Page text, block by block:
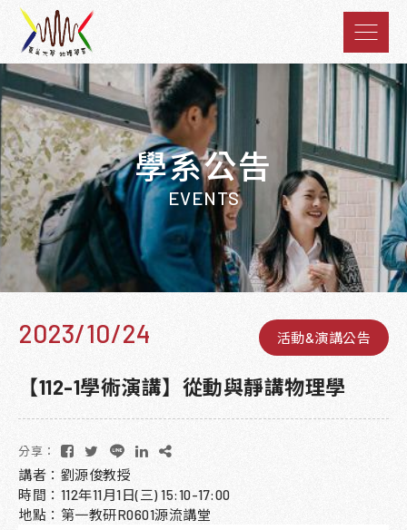
學系公告
EVENTS
2023/10/24 活動&演講公告
【112-1學術演講】從動與靜講物理學
分享：
講者：劉源俊教授
時間：112年11月1日(三) 15:10-17:00
地點：第一教研R0601源流講堂